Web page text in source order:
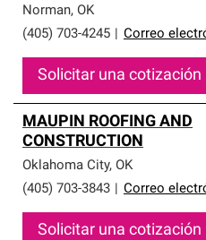
Norman, OK
(405) 703-4245
Correo
Solicitar una cotización
MAUPIN ROOFING AND
CONSTRUCTION
Oklahoma City, OK
(405) 703-3843
Correo
Solicitar una cotización